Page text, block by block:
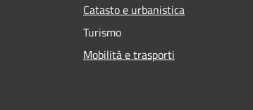
Catasto e urbanistica
Turismo
Mobilità e trasporti